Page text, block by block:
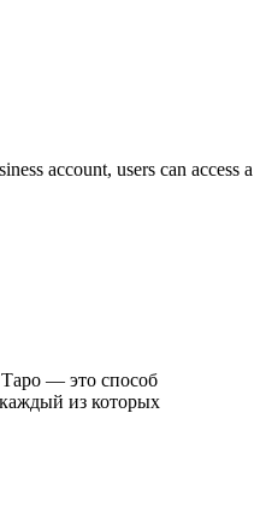
account, users can access a
Таро — это способ
из которых